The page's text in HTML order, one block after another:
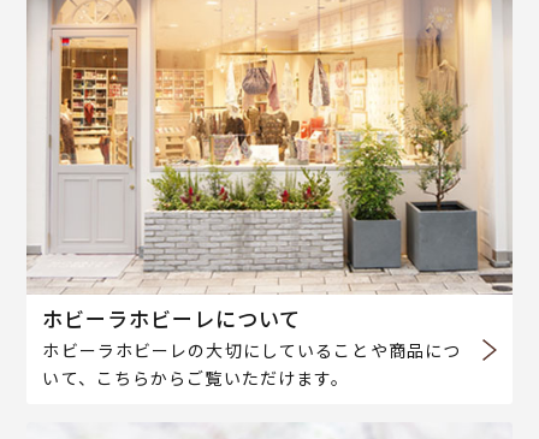
ホビーラホビーレについて
ホビーラホビーレの大切にしていることや商品につ
いて、こちらからご覧いただけます。